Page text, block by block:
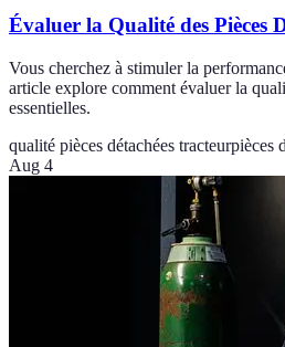
Évaluer la Qualité des Pièces
Vous cherchez à stimuler la
article explore comment évaluer la
essentielles.
qualité pièces détachées tracteurpièces
Aug 4